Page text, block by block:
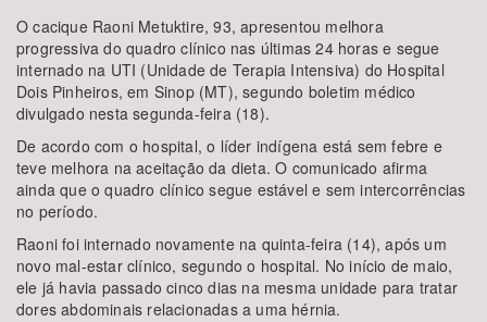
Área Protegida
BUSCAR
O cacique Raoni Metuktire, 93, apresentou melhora
progressiva do quadro clínico nas últimas 24 horas e segue
internado na UTI (Unidade de Terapia Intensiva) do Hospital
Dois Pinheiros, em Sinop (MT), segundo boletim médico
divulgado nesta segunda-feira (18).
De acordo com o hospital, o líder indígena está sem febre e
teve melhora na aceitação da dieta. O comunicado afirma
ainda que o quadro clínico segue estável e sem intercorrências
no período.
Raoni foi internado novamente na quinta-feira (14), após um
novo mal-estar clínico, segundo o hospital. No início de maio,
ele já havia passado cinco dias na mesma unidade para tratar
dores abdominais relacionadas a uma hérnia.